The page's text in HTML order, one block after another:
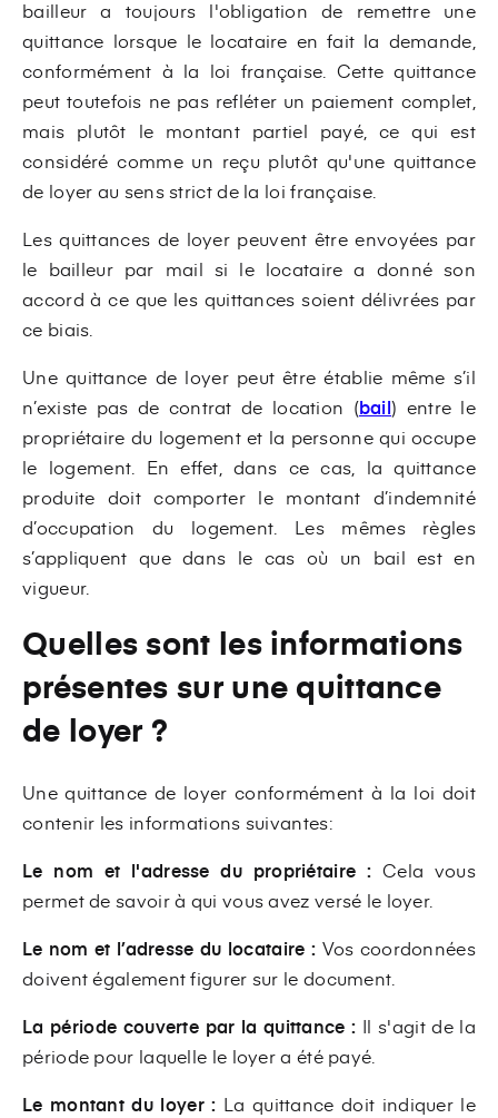
bailleur a toujours l'obligation de remettre une
quittance lorsque le locataire en fait la demande,
conformément à la loi française. Cette quittance
peut toutefois ne pas refléter un paiement complet,
mais plutôt le montant partiel payé, ce qui est
considéré comme un reçu plutôt qu'une quittance
de loyer au sens strict de la loi française.
Les quittances de loyer peuvent être envoyées par
le bailleur par mail si le locataire a donné son
accord à ce que les quittances soient délivrées par
ce biais.
Une quittance de loyer peut être établie même s’il
n’existe pas de contrat de location (bail) entre le
propriétaire du logement et la personne qui occupe
le logement. En effet, dans ce cas, la quittance
produite doit comporter le montant d’indemnité
d’occupation du logement. Les mêmes règles
s’appliquent que dans le cas où un bail est en
vigueur.
Quelles sont les informations
présentes sur une quittance
de loyer ?
Une quittance de loyer conformément à la loi doit
contenir les informations suivantes:
Le nom et l'adresse du propriétaire : Cela vous
permet de savoir à qui vous avez versé le loyer.
Le nom et l’adresse du locataire : Vos coordonnées
doivent également figurer sur le document.
La période couverte par la quittance : Il s'agit de la
période pour laquelle le loyer a été payé.
Le montant du loyer : La quittance doit indiquer le